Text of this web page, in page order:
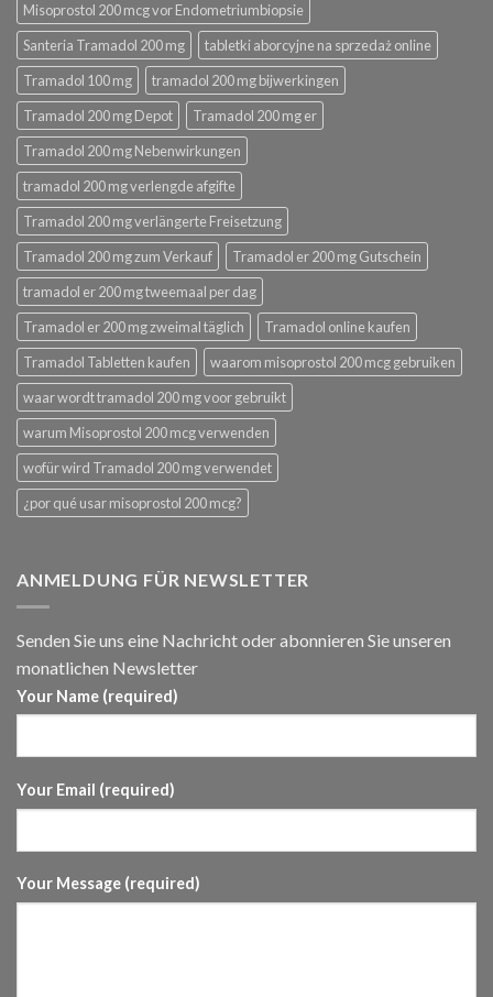
Misoprostol 200 mcg vor Endometriumbiopsie
Santeria Tramadol 200 mg
tabletki aborcyjne na sprzedaż online
Tramadol 100 mg
tramadol 200 mg bijwerkingen
Tramadol 200 mg Depot
Tramadol 200 mg er
Tramadol 200 mg Nebenwirkungen
tramadol 200 mg verlengde afgifte
Tramadol 200 mg verlängerte Freisetzung
Tramadol 200 mg zum Verkauf
Tramadol er 200 mg Gutschein
tramadol er 200 mg tweemaal per dag
Tramadol er 200 mg zweimal täglich
Tramadol online kaufen
Tramadol Tabletten kaufen
waarom misoprostol 200 mcg gebruiken
waar wordt tramadol 200 mg voor gebruikt
warum Misoprostol 200 mcg verwenden
wofür wird Tramadol 200 mg verwendet
¿por qué usar misoprostol 200 mcg?
ANMELDUNG FÜR NEWSLETTER
Senden Sie uns eine Nachricht oder abonnieren Sie unseren
monatlichen Newsletter
Your Name (required)
Your Email (required)
Your Message (required)